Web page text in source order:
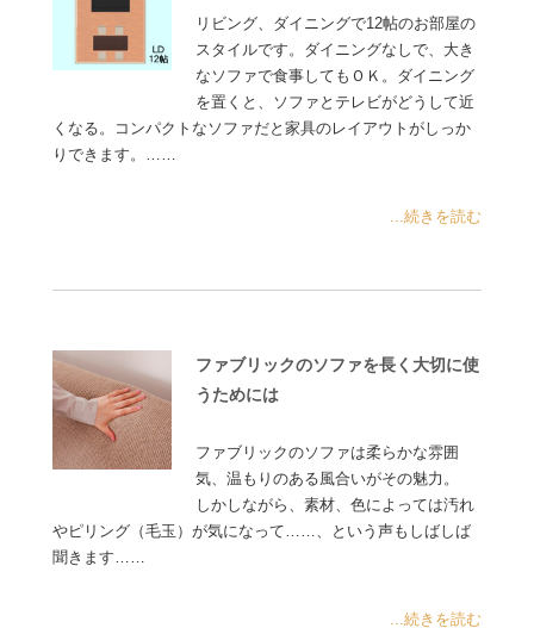
リビング、ダイニングで12帖のお部屋の
スタイルです。ダイニングなしで、大き
なソファで食事してもＯＫ。ダイニング
を置くと、ソファとテレビがどうして近
くなる。コンパクトなソファだと家具のレイアウトがしっか
りできます。……
...続きを読む
ファブリックのソファを長く大切に使
うためには
ファブリックのソファは柔らかな雰囲
気、温もりのある風合いがその魅力。
しかしながら、素材、色によっては汚れ
やピリング（毛玉）が気になって……、という声もしばしば
聞きます……
...続きを読む